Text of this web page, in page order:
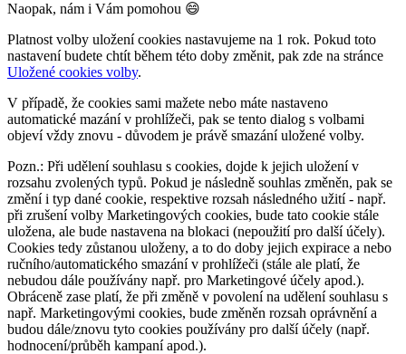
Naopak, nám i Vám pomohou 😄
Platnost volby uložení cookies nastavujeme na 1 rok. Pokud toto
nastavení budete chtít během této doby změnit, pak zde na stránce
Uložené cookies volby.
V případě, že cookies sami mažete nebo máte nastaveno
automatické mazání v prohlížeči, pak se tento dialog s volbami
objeví vždy znovu - důvodem je právě smazání uložené volby.
Pozn.: Při udělení souhlasu s cookies, dojde k jejich uložení v
rozsahu zvolených typů. Pokud je následně souhlas změněn, pak se
změní i typ dané cookie, respektive rozsah následného užití - např.
při zrušení volby Marketingových cookies, bude tato cookie stále
uložena, ale bude nastavena na blokaci (nepoužití pro další účely).
Cookies tedy zůstanou uloženy, a to do doby jejich expirace a nebo
ručního/automatického smazání v prohlížeči (stále ale platí, že
nebudou dále používány např. pro Marketingové účely apod.).
Obráceně zase platí, že při změně v povolení na udělení souhlasu s
např. Marketingovými cookies, bude změněn rozsah oprávnění a
budou dále/znovu tyto cookies používány pro další účely (např.
hodnocení/průběh kampaní apod.).